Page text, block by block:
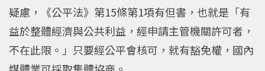
疑慮，《公平法》第15條第1項有但書，也就是「有
益於整體經濟與公共利益，經申請主管機關許可者，
不在此限。」只要經公平會核可，就有豁免權，國內